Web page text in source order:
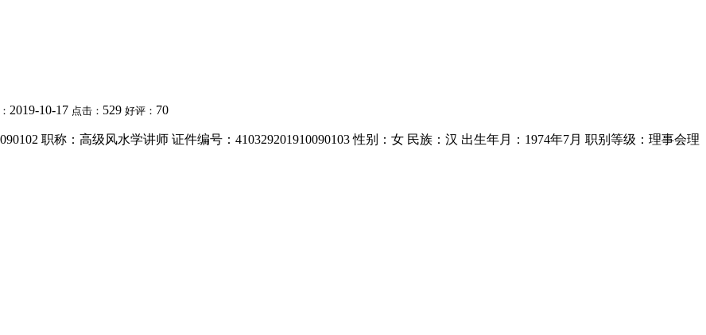
2019-10-17 点击： 529 好评： 70
职称：高级风水学讲师 证件编号：410329201910090103 性别：女 民族：汉 出生年月：1974年7月 职别等级：理事会理